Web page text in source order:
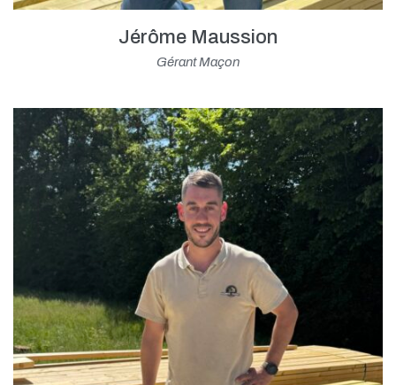
Jérôme Maussion
Gérant Maçon